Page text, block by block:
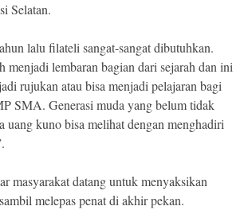
Selatan.
lalu filateli sangat-sangat dibutuhkan.
menjadi lembaran bagian dari sejarah dan ini
rujukan atau bisa menjadi pelajaran bagi
SMA. Generasi muda yang belum tidak
uang kuno bisa melihat dengan menghadiri
masyarakat datang untuk menyaksikan
melepas penat di akhir pekan.